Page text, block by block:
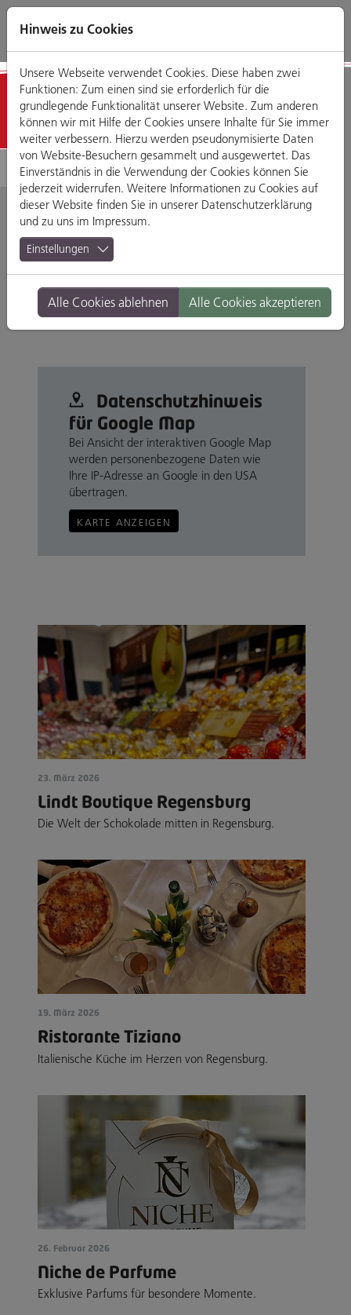
Direkt
zum
Zum
Hauptmenü
Zum
Footermenü
Zur
Website-
Detailansicht
Osteria Luna Rossa
Fischgässel 1, 93047 Regensburg
Branche: Restaurants & Gasthäuser
Standort: Altstadt
Datenschutz­hinweis
für Google Map
Bei Ansicht der interaktiven Google Map
werden personenbezogene Daten wie
Ihre IP-Adresse an Google in den USA
übertragen.
KARTE ANZEIGEN
23. März 2026
Lindt Boutique Regensburg
Die Welt der Schokolade mitten in Regensburg.
19. März 2026
Ristorante Tiziano
Italienische Küche im Herzen von Regensburg.
26. Februar 2026
Niche de Parfume
Exklusive Parfums für besondere Momente.
Hinweis zu Cookies
Unsere Webseite verwendet Cookies. Diese haben zwei
Funktionen: Zum einen sind sie erforderlich für die
grundlegende Funktionalität unserer Website. Zum anderen
können wir mit Hilfe der Cookies unsere Inhalte für Sie immer
weiter verbessern. Hierzu werden pseudonymisierte Daten
von Website-Besuchern gesammelt und ausgewertet. Das
Einverständnis in die Verwendung der Cookies können Sie
jederzeit widerrufen. Weitere Informationen zu Cookies auf
dieser Website finden Sie in unserer Datenschutzerklärung
und zu uns im Impressum.
Einstellungen
Alle Cookies ablehnen Alle Cookies akzeptieren